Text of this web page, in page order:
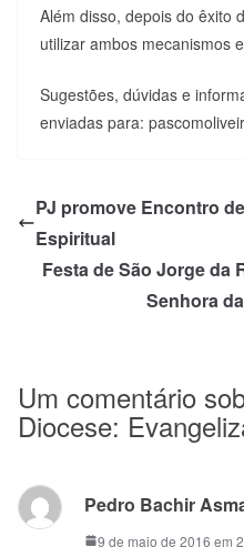
Além disso, depois do êxito
utilizar ambos mecanismos
Sugestões, dúvidas e
enviadas para:
PJ promove Encontro
Espiritual
Festa de São Jorge da
Senhora
Um comentário
Diocese:
Pedro Bachir
9 de maio de 2016 em